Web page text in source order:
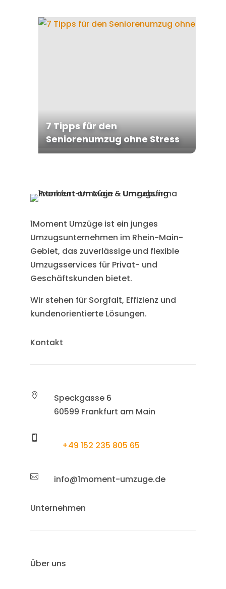
7 Tipps für den
Seniorenumzug ohne Stress
1Moment Umzüge ist ein junges
Umzugsunternehmen im Rhein-Main-
Gebiet, das zuverlässige und flexible
Umzugsservices für Privat- und
Geschäftskunden bietet.
Wir stehen für Sorgfalt, Effizienz und
kundenorientierte Lösungen.
Kontakt

Speckgasse 6
60599 Frankfurt am Main

+49 152 235 805 65
 info@1moment-umzuge.de
Unternehmen
Über uns